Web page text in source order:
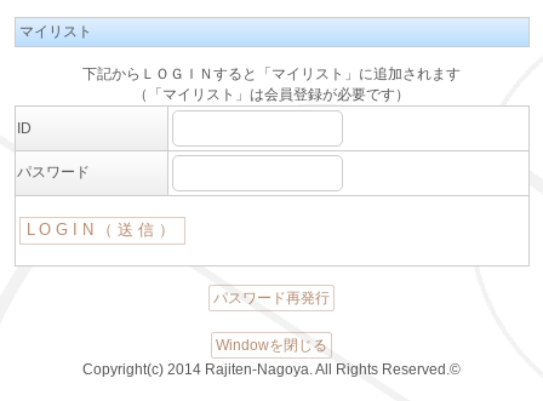
マイリスト
下記からＬＯＧＩＮすると「マイリスト」に追加されます
（「マイリスト」は会員登録が必要です）
ID
パスワード
パスワード再発行
Windowを閉じる
Copyright(c) 2014 Rajiten-Nagoya. All Rights Reserved.©